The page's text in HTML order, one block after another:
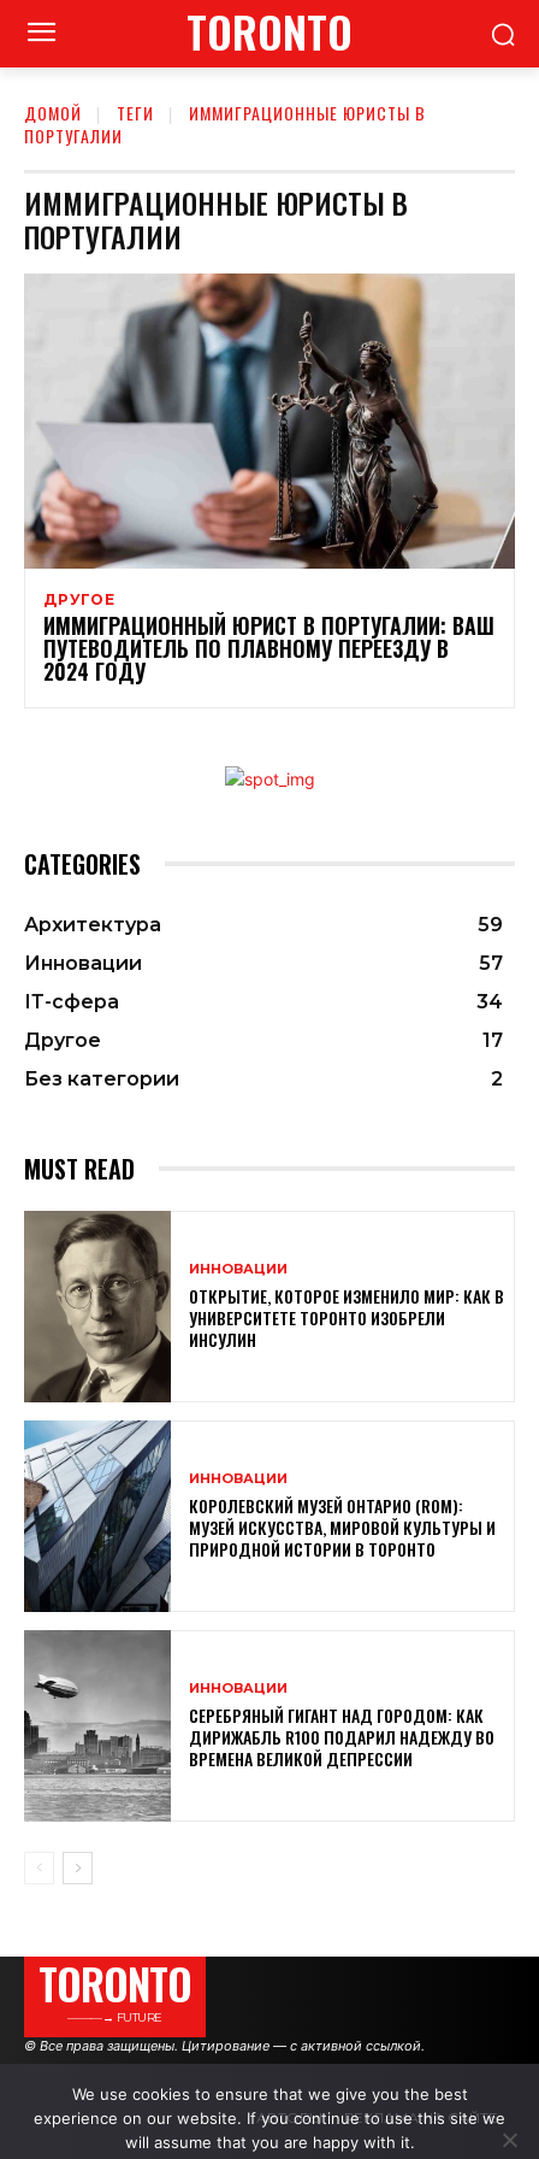
TORONTO
ДОМОЙ ТЕГИ
ИММИГРАЦИОННЫЕ ЮРИСТЫ В
ПОРТУГАЛИИ
ИММИГРАЦИОННЫЕ ЮРИСТЫ В
ПОРТУГАЛИИ
ДРУГОЕ
ИММИГРАЦИОННЫЙ ЮРИСТ В ПОРТУГАЛИИ: ВАШ
ПУТЕВОДИТЕЛЬ ПО ПЛАВНОМУ ПЕРЕЕЗДУ В
2024 ГОДУ
CATEGORIES
Архитектура
59
Инновации
57
ІТ-сфера
34
Другое
17
Без категории
2
MUST READ
ИННОВАЦИИ
ОТКРЫТИЕ, КОТОРОЕ ИЗМЕНИЛО МИР: КАК В
УНИВЕРСИТЕТЕ ТОРОНТО ИЗОБРЕЛИ
ИНСУЛИН
ИННОВАЦИИ
КОРОЛЕВСКИЙ МУЗЕЙ ОНТАРИО (ROM):
МУЗЕЙ ИСКУССТВА, МИРОВОЙ КУЛЬТУРЫ И
ПРИРОДНОЙ ИСТОРИИ В ТОРОНТО
ИННОВАЦИИ
СЕРЕБРЯНЫЙ ГИГАНТ НАД ГОРОДОМ: КАК
ДИРИЖАБЛЬ R100 ПОДАРИЛ НАДЕЖДУ ВО
ВРЕМЕНА ВЕЛИКОЙ ДЕПРЕССИИ
TORONTO
———→ FUTURE
© Все права защищены. Цитирование — с активной ссылкой.
АВТОРЫ РЕКЛАМА НА САЙТЕ
We use cookies to ensure that we give you the best
experience on our website. If you continue to use this site we
will assume that you are happy with it.